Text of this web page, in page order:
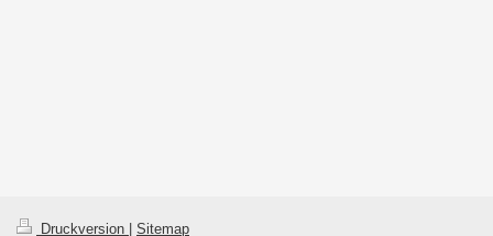
Druckversion
Sitemap